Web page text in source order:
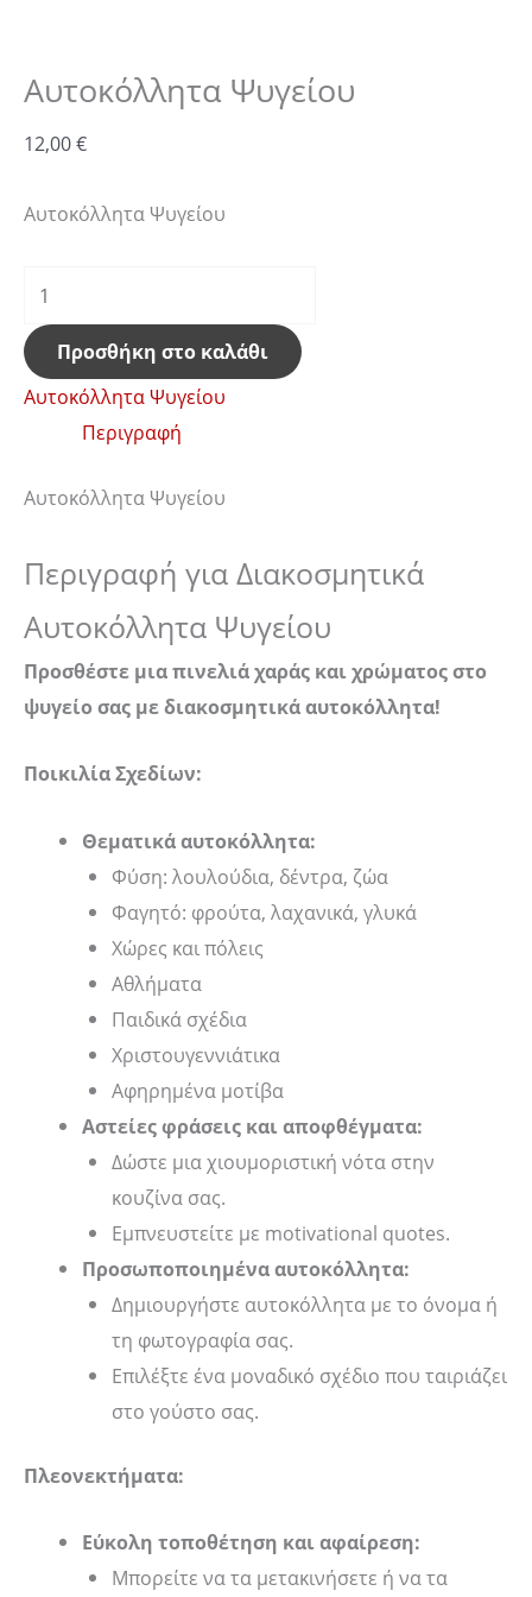
Αυτοκόλλητα Ψυγείου
12,00€
Αυτοκόλλητα Ψυγείου
Προσθήκη στο καλάθι
Αυτοκόλλητα Ψυγείου
Περιγραφή
Αυτοκόλλητα Ψυγείου
Περιγραφή για Διακοσμητικά
Αυτοκόλλητα Ψυγείου
Προσθέστε μια πινελιά χαράς και χρώματος στο
ψυγείο σας με διακοσμητικά αυτοκόλλητα!
Ποικιλία Σχεδίων:
Θεματικά αυτοκόλλητα:
Φύση: λουλούδια, δέντρα, ζώα
Φαγητό: φρούτα, λαχανικά, γλυκά
Χώρες και πόλεις
Αθλήματα
Παιδικά σχέδια
Χριστουγεννιάτικα
Αφηρημένα μοτίβα
Αστείες φράσεις και αποφθέγματα:
Δώστε μια χιουμοριστική νότα στην
κουζίνα σας.
Εμπνευστείτε με motivational quotes.
Προσωποποιημένα αυτοκόλλητα:
Δημιουργήστε αυτοκόλλητα με το όνομα ή
τη φωτογραφία σας.
Επιλέξτε ένα μοναδικό σχέδιο που ταιριάζει
στο γούστο σας.
Πλεονεκτήματα:
Εύκολη τοποθέτηση και αφαίρεση:
Μπορείτε να τα μετακινήσετε ή να τα